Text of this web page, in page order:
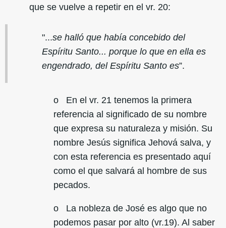
que se vuelve a repetir en el vr. 20:
"...se halló que había concebido del
Espíritu Santo... porque lo que en ella es
engendrado, del Espíritu Santo es”.
o En el vr. 21 tenemos la primera
referencia al significado de su nombre
que expresa su naturaleza y misión. Su
nombre Jesús significa Jehová salva, y
con esta referencia es presentado aquí
como el que salvará al hombre de sus
pecados.
o La nobleza de José es algo que no
podemos pasar por alto (vr.19). Al saber